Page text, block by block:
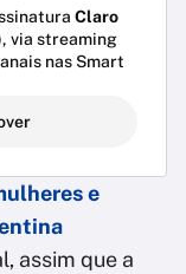
Claro
, via streaming
nas Smart
e
assim que a